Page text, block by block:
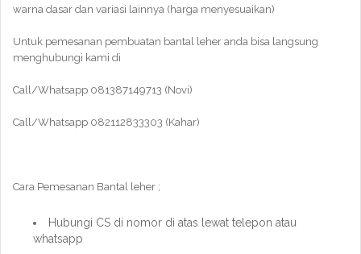
warna dasar dan variasi lainnya (harga menyesuaikan)
Untuk pemesanan pembuatan bantal leher anda bisa langsung
menghubungi kami di
Call/Whatsapp 081387149713 (Novi)
Call/Whatsapp 082112833303 (Kahar)
Cara Pemesanan Bantal leher ;
Hubungi CS di nomor di atas lewat telepon atau
whatsapp